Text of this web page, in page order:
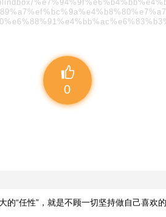
0
的“任性”，就是不顾一切坚持做自己喜欢的